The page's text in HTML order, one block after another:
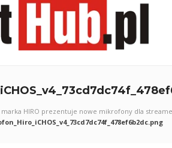
marka HIRO prezentuje nowe mikrofony dla